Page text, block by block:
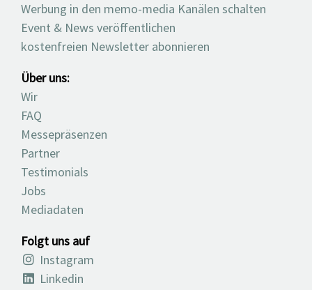
Werbung in den memo-media Kanälen schalten
Event & News veröffentlichen
kostenfreien Newsletter abonnieren
Über uns:
Wir
FAQ
Messepräsenzen
Partner
Testimonials
Jobs
Mediadaten
Folgt uns auf
Instagram
Linkedin